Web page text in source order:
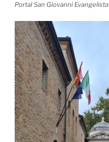
Portal San Giovanni Evangelista